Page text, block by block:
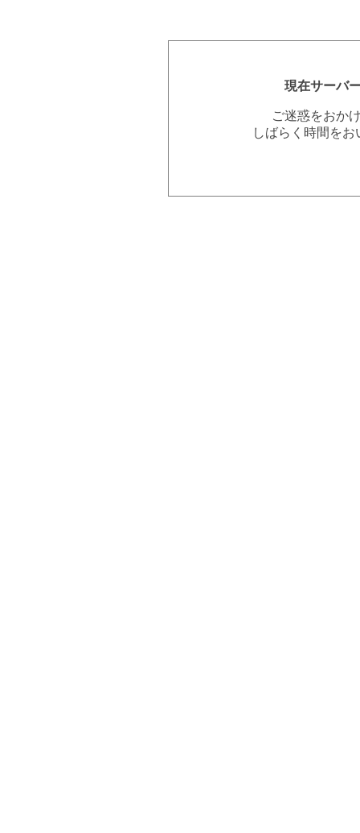
現在サーバ
ご迷惑をおか
しばらく時間を